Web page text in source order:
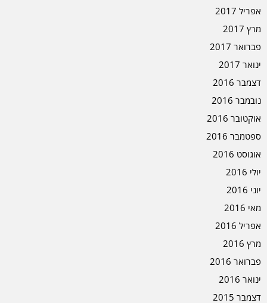
אפריל 2017
מרץ 2017
פברואר 2017
ינואר 2017
דצמבר 2016
נובמבר 2016
אוקטובר 2016
ספטמבר 2016
אוגוסט 2016
יולי 2016
יוני 2016
מאי 2016
אפריל 2016
מרץ 2016
פברואר 2016
ינואר 2016
דצמבר 2015